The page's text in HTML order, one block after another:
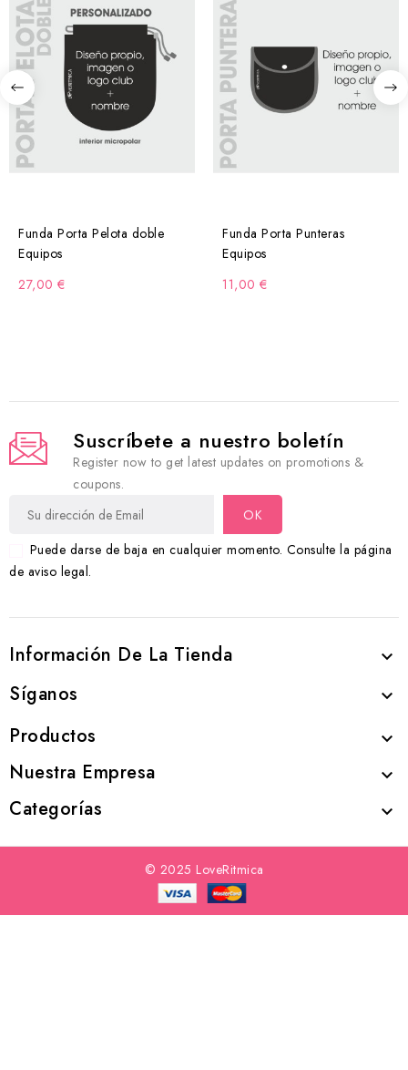
Funda Porta Pelota doble
Equipos
27,00 €
Funda Porta Punteras
Equipos
11,00 €
Suscríbete a nuestro boletín
Register now to get latest updates on promotions &
coupons.
Puede darse de baja en cualquier momento. Consulte la página
de aviso legal.
Información De La Tienda 
Síganos 
Productos 
Nuestra Empresa 
Categorías 
© 2025 LoveRitmica